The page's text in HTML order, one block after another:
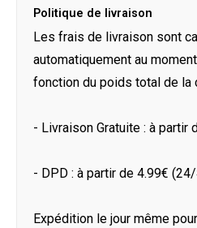
Politique de livraison
Les frais de livraison sont
automatiquement au
fonction du poids total de la
- Livraison Gratuite : à partir
- DPD : à partir de 4.99€
Expédition le jour même